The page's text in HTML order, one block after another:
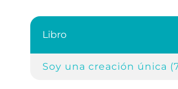
Libro
Soy una creación única